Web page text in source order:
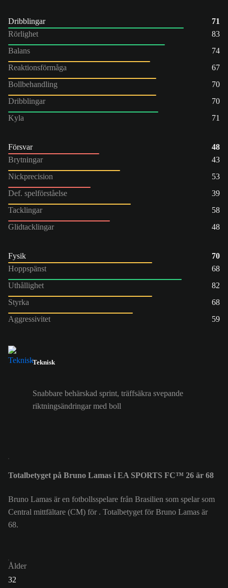
Dribblingar
71
Rörlighet
83
Balans
74
Reaktionsförmåga
67
Bollbehandling
70
Dribblingar
70
Kyla
71
Försvar
48
Brytningar
43
Nickprecision
53
Def. spelförståelse
39
Tacklingar
58
Glidtacklingar
48
Fysik
70
Hoppspänst
68
Uthållighet
82
Styrka
68
Aggressivitet
59
Teknisk
Snabbare behärskad sprint, träffsäkra svepande
riktningsändringar med boll
Totalbetyget på Bruno Lamas i EA SPORTS FC™ 26 är 68
Bruno Lamas är en fotbollsspelare från Brasilien som spelar som
Central mittfältare (CM) för . Totalbetyget för Bruno Lamas är
68.
Ålder
32